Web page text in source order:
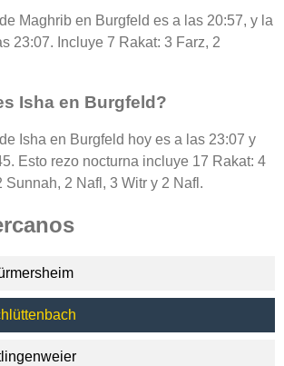
Maghrib en Burgfeld es a las 20:57, y la
23:07. Incluye 7 Rakat: 3 Farz, 2
Isha en Burgfeld?
Isha en Burgfeld hoy es a las 23:07 y
Esto rezo nocturna incluye 17 Rakat: 4
Sunnah, 2 Nafl, 3 Witr y 2 Nafl.